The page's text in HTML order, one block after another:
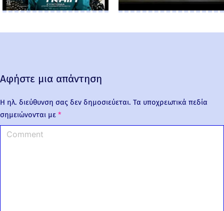
Αφήστε μια απάντηση
Η ηλ. διεύθυνση σας δεν δημοσιεύεται. Τα υποχρεωτικά πεδία
σημειώνονται με *